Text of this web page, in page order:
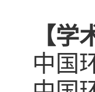
【学
中国